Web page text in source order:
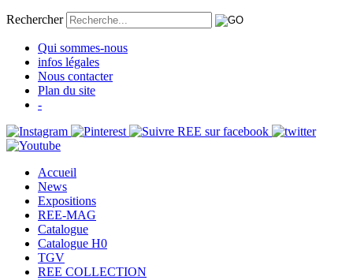
Rechercher
Qui sommes-nous
infos légales
Nous contacter
Plan du site
-
Accueil
News
Expositions
REE-MAG
Catalogue
Catalogue H0
TGV
REE COLLECTION